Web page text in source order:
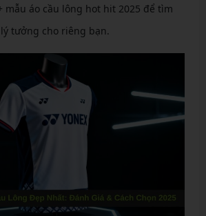
mẫu áo cầu lông hot hit 2025 để tìm
tưởng cho riêng bạn.